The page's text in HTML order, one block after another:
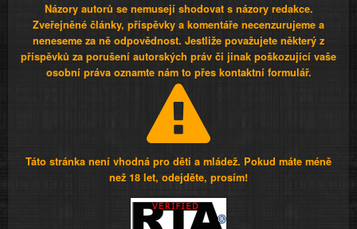
Názory autorů se nemusejí shodovat s názory redakce.
Zveřejněné články, příspěvky a komentáře necenzurujeme a
neneseme za ně odpovědnost. Jestliže považujete některý z
příspěvků za porušení autorských práv či jinak poškozující vaše
osobní práva oznamte nám to přes kontaktní formulář.
Táto stránka není vhodná pro děti a mládež. Pokud máte méně
než 18 let, odejděte, prosím!